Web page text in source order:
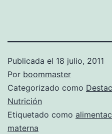
Publicada el 18 julio, 2011
Por boommaster
Categorizado como
Nutrición
Etiquetado como
materna